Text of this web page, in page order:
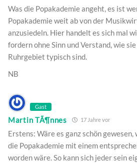
Was die Popakademie angeht, es ist
Popakademie weit ab von der
anzusiedeln. Hier handelt es sich mal
fordern ohne Sinn und Verstand, wie
Ruhrgebiet typisch sind.
NB
Gast
Martin TÃ¶nnes 17 Jahre vor
Erstens: Wäre es ganz schön
die Popakademie mit einem
worden wäre. So kann sich jeder sein